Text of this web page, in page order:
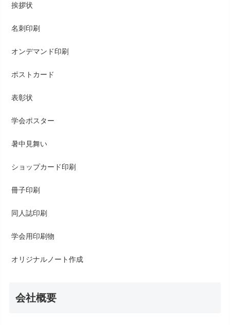
挨拶状
名刺印刷
オンデマンド印刷
ポストカード
表彰状
学会ポスター
暑中見舞い
ショップカード印刷
冊子印刷
同人誌印刷
学会用印刷物
オリジナルノート作成
会社概要